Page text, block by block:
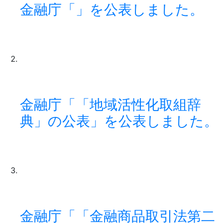
金融庁「」を公表しました。
金融庁「「地域活性化取組辞
典」の公表」を公表しました。
金融庁「「金融商品取引法第二